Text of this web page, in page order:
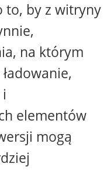
to, by z witryny
na którym
elementów
mogą